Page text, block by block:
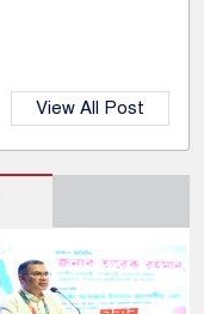
View All Post